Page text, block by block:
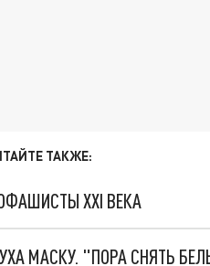
ТАКЖЕ:
XXI ВЕКА
МАСКУ. "ПОРА СНЯТЬ